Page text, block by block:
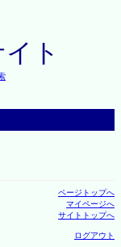
ト
ページトップへ
マイページへ
サイトトップへ
ログアウト